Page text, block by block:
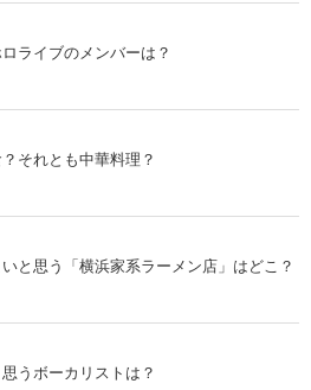
ライブのメンバーは？
それとも中華料理？
と思う「横浜家系ラーメン店」はどこ？
うボーカリストは？